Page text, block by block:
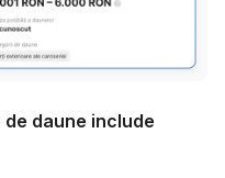
daune include